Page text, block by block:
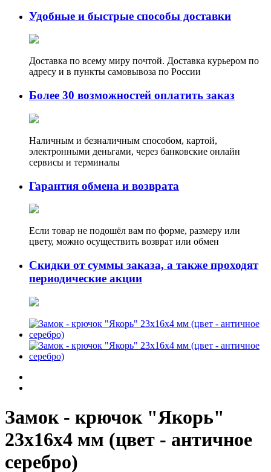
Удобные и быстрые способы доставки
Доставка по всему миру почтой. Доставка курьером по
адресу и в пункты самовывоза по России
Более 30 возможностей оплатить заказ
Наличным и безналичным способом, картой,
электронными деньгами, через банковские онлайн
сервисы и терминалы
Гарантия обмена и возврата
Если товар не подошёл вам по форме, размеру или
цвету, можно осуществить возврат или обмен
Скидки от суммы заказа, а также проходят
периодические акции
Замок - крючок "Якорь"
23х16х4 мм (цвет - античное
серебро)